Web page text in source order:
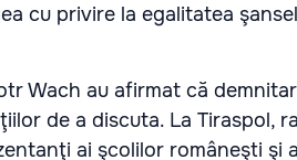
cu privire la egalitatea
Wach au afirmat că
de a discuta. La Tiraspol,
ai şcolilor româneşti şi